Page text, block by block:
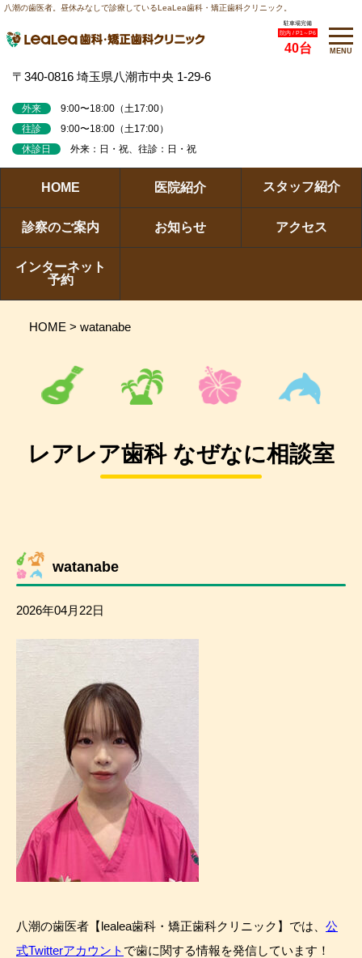
八潮の歯医者。昼休みなしで診療しているLeaLea歯科・矯正歯科クリニック。
〒340-0816 埼玉県八潮市中央 1-29-6
駐車場完備
院内 / P1～P6
40台 MENU
外来 9:00〜18:00（土17:00）
往診 9:00〜18:00（土17:00）
休診日 外来：日・祝、往診：日・祝
HOME 医院紹介 スタッフ紹介
診察のご案内 お知らせ アクセス
インターネット
予約
HOME >watanabe
レアレア歯科 なぜなに相談室
watanabe
2026年04月22日
八潮の歯医者【lealea歯科・矯正歯科クリニック】では、 公
式Twitterアカウント で歯に関する情報を発信しています！